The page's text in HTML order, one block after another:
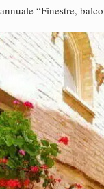
“Finestre,